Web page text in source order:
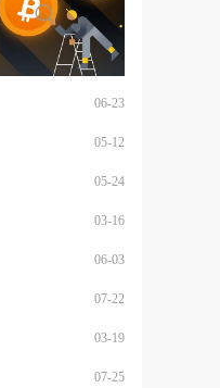
06-23
05-12
05-24
03-16
06-03
07-22
03-19
07-25